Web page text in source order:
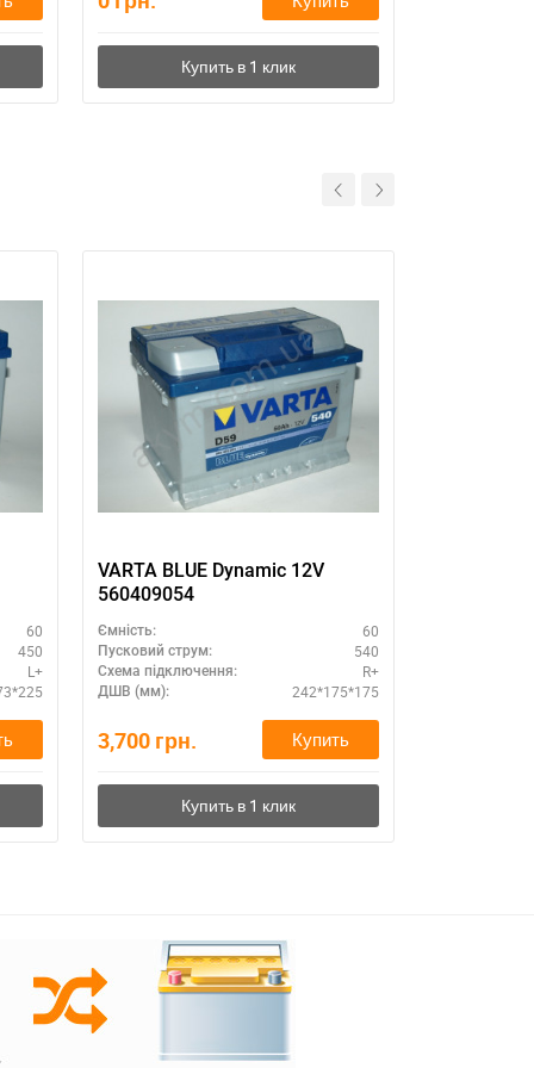
60
450
L+
VARTA BLUE Dynamic 12V
560409054
Ємність: 60
Пусковий струм: 540
Схема підключення: R+
ДШВ (мм): 242*175*175
3,700 грн. Купить